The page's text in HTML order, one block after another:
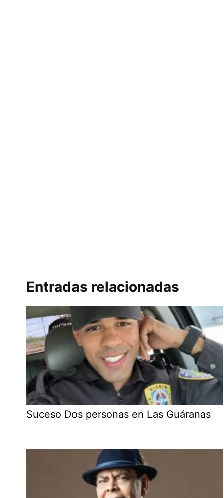
Entradas relacionadas
Suceso Dos personas en Las Guáranas